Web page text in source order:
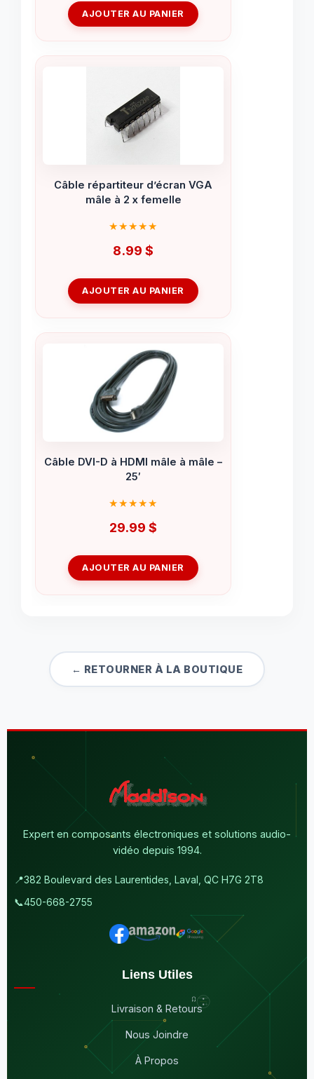
AJOUTER AU PANIER
Câble répartiteur d’écran VGA
mâle à 2 x femelle
8.99 $
AJOUTER AU PANIER
Câble DVI-D à HDMI mâle à mâle –
25′
29.99 $
AJOUTER AU PANIER
← RETOURNER À LA BOUTIQUE
Expert en composants électroniques et solutions audio-
vidéo depuis 1994.
📍382 Boulevard des Laurentides, Laval, QC H7G 2T8
📞450-668-2755
Liens Utiles
Livraison & Retours
Nous Joindre
À Propos